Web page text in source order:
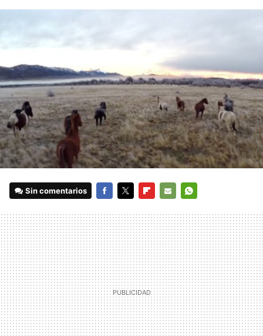
Sin comentarios
MAIL